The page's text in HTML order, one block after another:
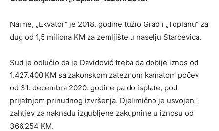
Naime, „Ekvator“ je 2018. godine tužio Grad i „Toplanu“ za
dug od 1,5 miliona KM za zemljište u naselju Starčevica.
Sud je odlučio da je Davidović treba da dobije iznos od
1.427.400 KM sa zakonskom zateznom kamatom počev
od 31. decembra 2020. godine pa do isplate, pod
prijetnjom prinudnog izvršenja. Djelimično je usvojen i
zahtjev za naknadu izgubljene zakupnine u iznosu od
366.254 KM.